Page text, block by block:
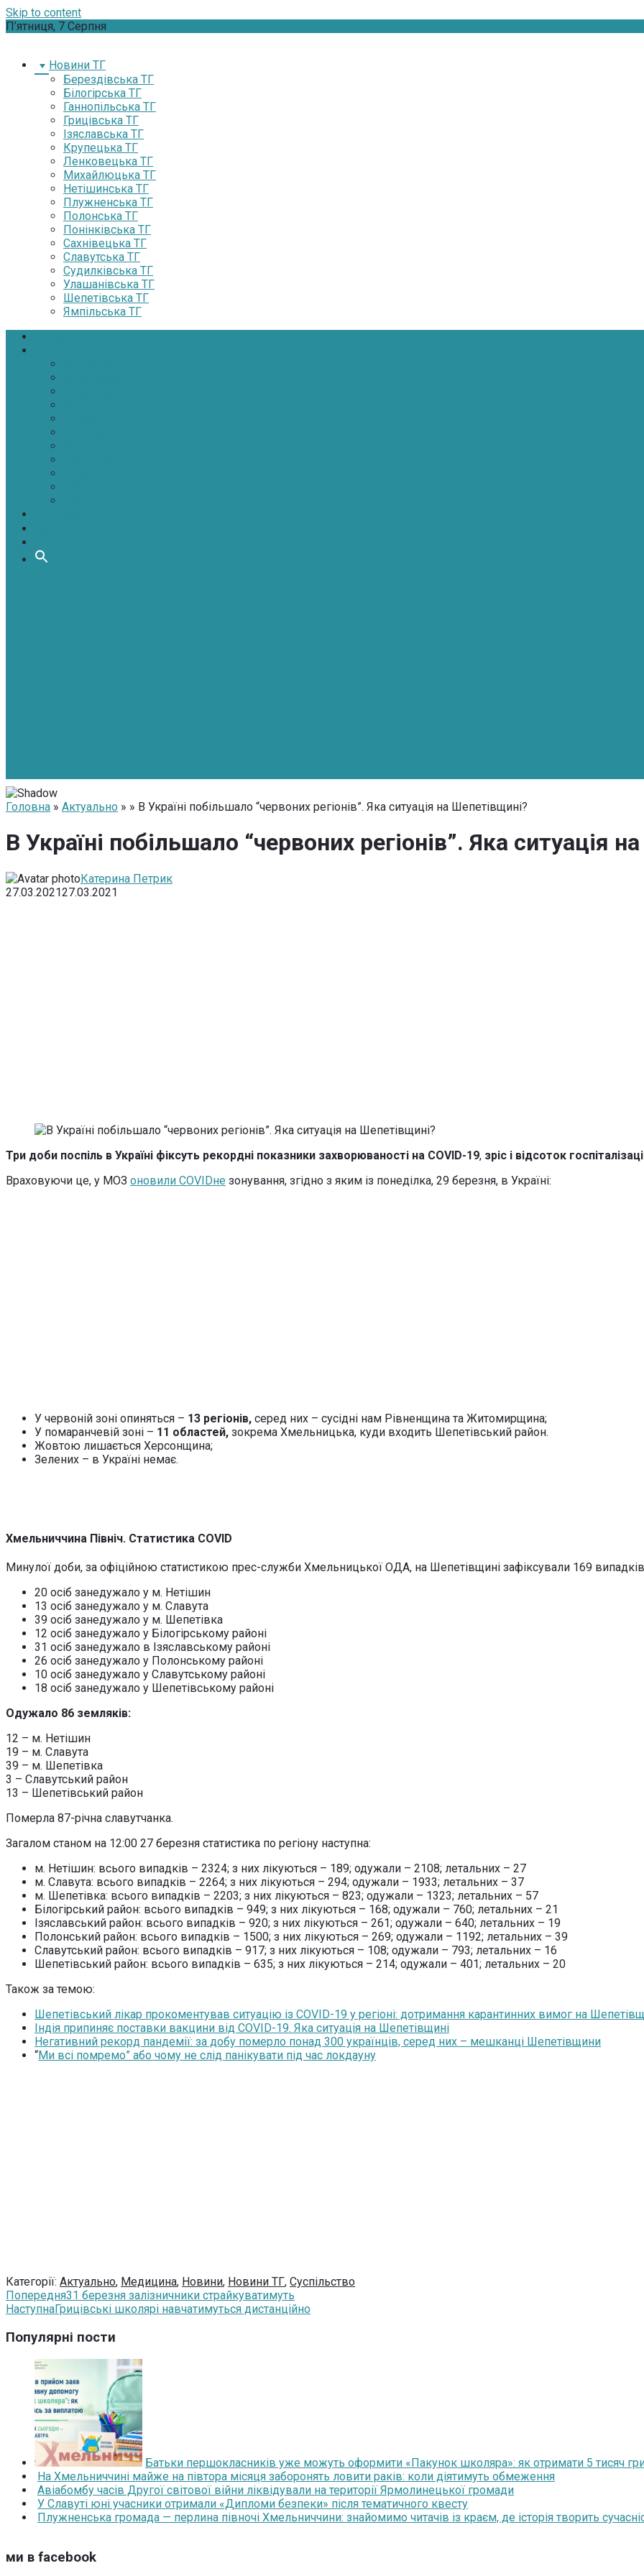
Skip to content
П’ятниця, 7 Серпня
Новини ТГ
Берездівська ТГ
Білогірська ТГ
Ганнопільська ТГ
Грицівська ТГ
Ізяславська ТГ
Крупецька ТГ
Ленковецька ТГ
Михайлюцька ТГ
Нетішинська ТГ
Плужненська ТГ
Полонська ТГ
Понінківська ТГ
Сахнівецька ТГ
Славутська ТГ
Судилківська ТГ
Улашанівська ТГ
Шепетівська ТГ
Ямпільська ТГ
Головна » Актуально » » В Україні побільшало “червоних регіонів”. Яка ситуація на Шепетівщині?
В Україні побільшало “червоних регіонів”. Яка ситуація
Катерина Петрик
27.03.202127.03.2021
Три доби поспіль в Україні фіксуть рекордні показники захворюваності на COVID-19, зріс і відсоток
Враховуючи це, у МОЗ оновили COVIDне зонування, згідно з яким із понеділка, 29 березня, в Україні:
У червоній зоні опиняться – 13 регіонів, серед них – сусідні нам Рівненщина та Житомирщина;
У помаранчевій зоні – 11 областей, зокрема Хмельницька, куди входить Шепетівський район.
Жовтою лишається Херсонщина;
Зелених – в Україні немає.
Хмельниччина Північ. Статистика COVID
Минулої доби, за офіційною статистикою прес-служби Хмельницької ОДА, на Шепетівщині зафіксували 169 випадків
20 осіб занедужало у м. Нетішин
13 осіб занедужало у м. Славута
39 осіб занедужало у м. Шепетівка
12 осіб занедужало у Білогірському районі
31 осіб занедужало в Ізяславському районі
26 осіб занедужало у Полонському районі
10 осіб занедужало у Славутському районі
18 осіб занедужало у Шепетівському районі
Одужало 86 земляків:
12 – м. Нетішин
19 – м. Славута
39 – м. Шепетівка
3 – Славутський район
13 – Шепетівський район
Померла 87-річна славутчанка.
Загалом станом на 12:00 27 березня статистика по регіону наступна:
м. Нетішин: всього випадків – 2324; з них лікуються – 189; одужали – 2108; летальних – 27
м. Славута: всього випадків – 2264; з них лікуються – 294; одужали – 1933; летальних – 37
м. Шепетівка: всього випадків – 2203; з них лікуються – 823; одужали – 1323; летальних – 57
Білогірський район: всього випадків – 949; з них лікуються – 168; одужали – 760; летальних – 21
Ізяславський район: всього випадків – 920; з них лікуються – 261; одужали – 640; летальних – 19
Полонський район: всього випадків – 1500; з них лікуються – 269; одужали – 1192; летальних – 39
Славутський район: всього випадків – 917; з них лікуються – 108; одужали – 793; летальних – 16
Шепетівський район: всього випадків – 635; з них лікуються – 214; одужали – 401; летальних – 20
Також за темою:
Шепетівський лікар прокоментував ситуацію із COVID-19 у регіоні: дотримання карантинних вимог на
Індія припиняє поставки вакцини від COVID-19. Яка ситуація на Шепетівщині
Негативний рекорд пандемії: за добу померло понад 300 українців, серед них – мешканці Шепетівщини
“Ми всі помремо” або чому не слід панікувати під час локдауну
Категорії: Актуально, Медицина, Новини, Новини ТГ, Суспільство
Попередня31 березня залізничники страйкуватимуть
НаступнаГрицівські школярі навчатимуться дистанційно
Популярні пости
Батьки першокласників уже можуть оформити «Пакунок школяра»: як отримати 5 тисяч
На Хмельниччині майже на півтора місяця заборонять ловити раків: коли діятимуть обмеження
Авіабомбу часів Другої світової війни ліквідували на території Ярмолинецької громади
У Славуті юні учасники отримали «Дипломи безпеки» після тематичного квесту
Плужненська громада — перлина півночі Хмельниччини: знайомимо читачів із краєм, де історія творить
ми в facebook